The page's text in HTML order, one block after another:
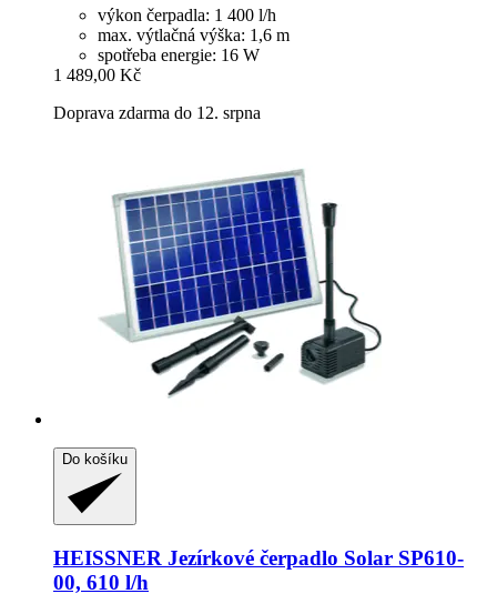
výkon čerpadla: 1 400 l/h
max. výtlačná výška: 1,6 m
spotřeba energie: 16 W
1 489,00 Kč
Doprava zdarma do 12. srpna
Do košíku
HEISSNER Jezírkové čerpadlo Solar SP610-​
00, 610 l/h